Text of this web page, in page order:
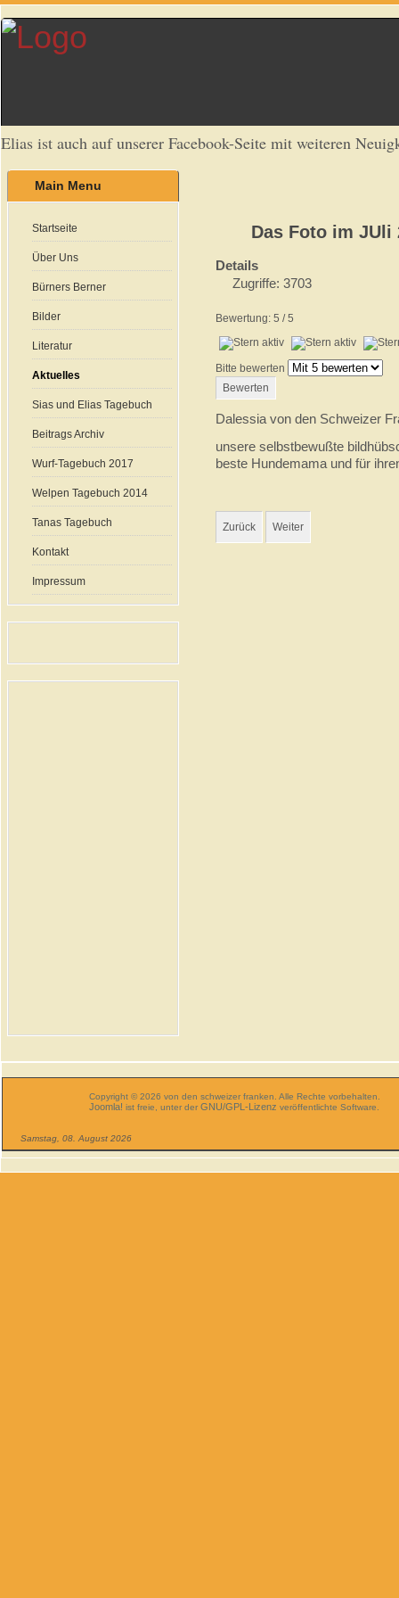
Elias ist auch auf unserer Facebook-Seite mit weiteren
Main Menu
Startseite
Über Uns
Bürners Berner
Bilder
Literatur
Aktuelles
Sias und Elias Tagebuch
Beitrags Archiv
Wurf-Tagebuch 2017
Welpen Tagebuch 2014
Tanas Tagebuch
Kontakt
Impressum
Das Foto im JUli
Details
Zugriffe: 3703
Bewertung: 5 /5
Bitte bewerten
Dalessia von den Schweizer
unsere selbstbewußte
beste Hundemama und für
Zurück Weiter
Copyright © 2026 von den schweizer franken. Alle Rechte vorbehalten.
Joomla! ist freie, unter derGNU/GPL-Lizenz veröffentlichte Software.
Samstag, 08. August 2026